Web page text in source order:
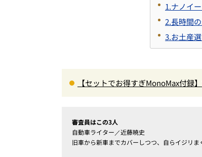
1.ナノイ
2.長時間
3.お土産
【セットでお得すぎMonoMax付録
審査員はこの3人
自動車ライター／近藤暁史
旧車から新車までカバーしつつ、自らイジリま